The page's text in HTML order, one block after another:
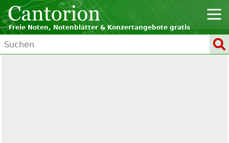
Freie Noten, Notenblätter & Konzertangebote gratis